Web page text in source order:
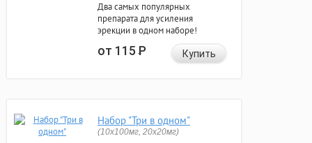
Два самых популярных
препарата для усиления
эрекции в одном наборе!
от 115Р Купить
Набор "Три в одном"
(10x100мг, 20x20мг)